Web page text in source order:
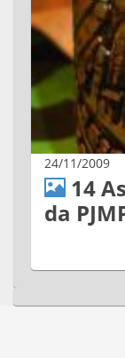
24/11/2009
14
da